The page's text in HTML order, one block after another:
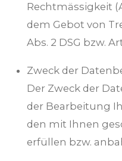
Rechtmässigkeit
dem Gebot von
Abs. 2 DSG bzw.
Zweck der
Der Zweck der
der Bearbeitung
den mit Ihnen
erfüllen bzw.